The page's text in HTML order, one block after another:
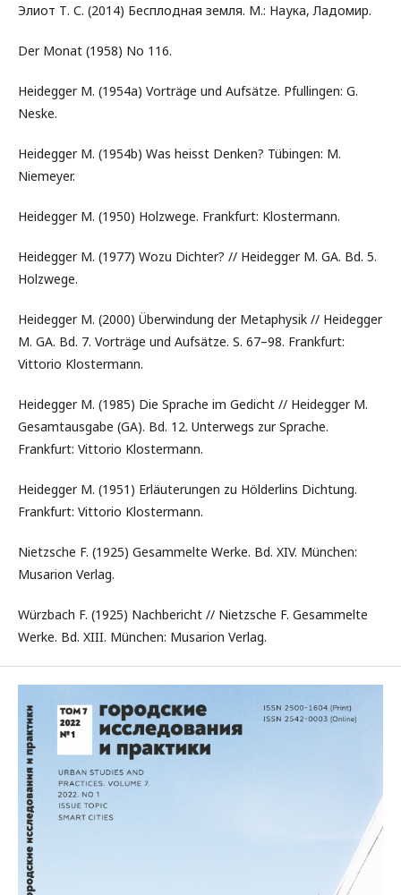
Элиот Т. С. (2014) Бесплодная земля. М.: Наука, Ладомир.
Der Monat (1958) No 116.
Heidegger M. (1954a) Vorträge und Aufsätze. Pfullingen: G.
Neske.
Heidegger M. (1954b) Was heisst Denken? Tübingen: M.
Niemeyer.
Heidegger M. (1950) Holzwege. Frankfurt: Klostermann.
Heidegger M. (1977) Wozu Dichter? // Heidegger M. GA. Bd. 5.
Holzwege.
Heidegger M. (2000) Überwindung der Metaphysik // Heidegger
M. GA. Bd. 7. Vorträge und Aufsätze. S. 67–98. Frankfurt:
Vittorio Klostermann.
Heidegger M. (1985) Die Sprache im Gedicht // Heidegger M.
Gesamtausgabe (GA). Bd. 12. Unterwegs zur Sprache.
Frankfurt: Vittorio Klostermann.
Heidegger M. (1951) Erläuterungen zu Hölderlins Dichtung.
Frankfurt: Vittorio Klostermann.
Nietzsche F. (1925) Gesammelte Werke. Bd. XIV. München:
Musarion Verlag.
Würzbach F. (1925) Nachbericht // Nietzsche F. Gesammelte
Werke. Bd. XIII. München: Musarion Verlag.